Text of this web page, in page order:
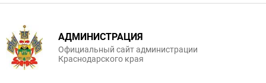
АДМИНИСТРАЦИЯ
Официальный сайт администрации
Краснодарского края